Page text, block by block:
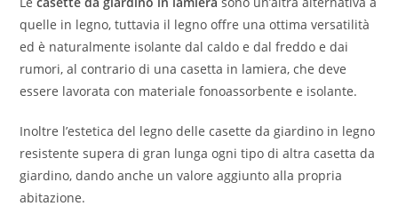
quelle in legno, tuttavia il legno offre una ottima versatilità
ed è naturalmente isolante dal caldo e dal freddo e dai
rumori, al contrario di una casetta in lamiera, che deve
essere lavorata con materiale fonoassorbente e isolante.
Inoltre l’estetica del legno delle casette da giardino in legno
resistente supera di gran lunga ogni tipo di altra casetta da
giardino, dando anche un valore aggiunto alla propria
abitazione.